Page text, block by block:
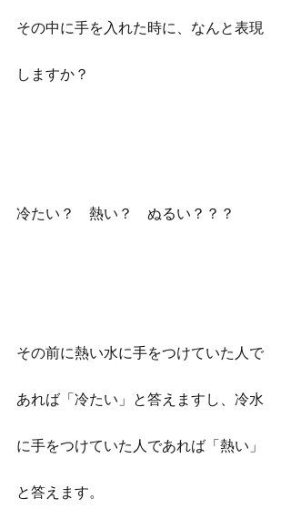
その中に手を入れた時に、なんと表現
しますか？
冷たい？　熱い？　ぬるい？？？
その前に熱い水に手をつけていた人で
あれば「冷たい」と答えますし、冷水
に手をつけていた人であれば「熱い」
と答えます。